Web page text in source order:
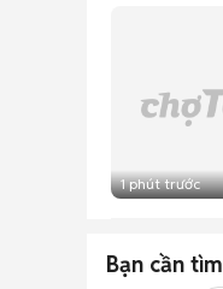
1 phút trước
Bạn cần tìm